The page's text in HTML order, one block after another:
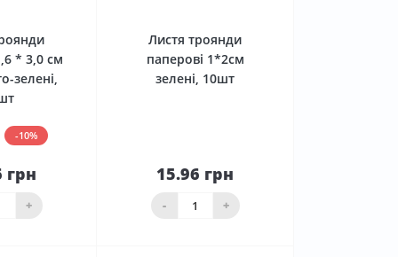
* 3,0 см
зелені,
-10%
грн
+
До
Листя троянди
паперові 1*2см
зелені, 10шт
15.96 грн
- +
До
кошика